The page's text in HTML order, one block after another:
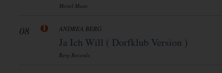
Meisel Music
08 ANDREA BERG
Ja Ich Will ( Dorfklub Version )
Berg Records